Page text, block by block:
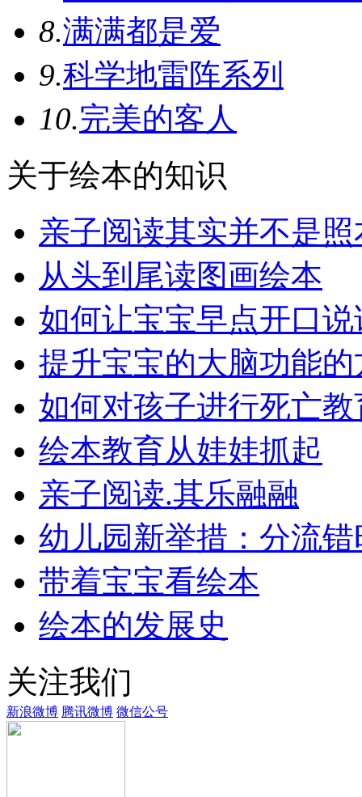
8.满满都是爱
9.科学地雷阵系列
10.完美的客人
关于绘本的知识
亲子阅读其实并不是
从头到尾读图画绘本
如何让宝宝早点开口说
提升宝宝的大脑功能的
如何对孩子进行死亡教
绘本教育从娃娃抓起
亲子阅读.其乐融融
幼儿园新举措：分流
带着宝宝看绘本
绘本的发展史
关注我们
新浪微博 腾讯微博 微信公号